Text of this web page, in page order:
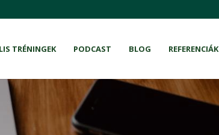
TRÉNINGEK PODCAST BLOG REFERENCIÁK